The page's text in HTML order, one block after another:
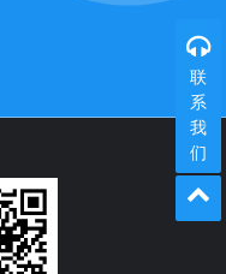
联
系
我
们